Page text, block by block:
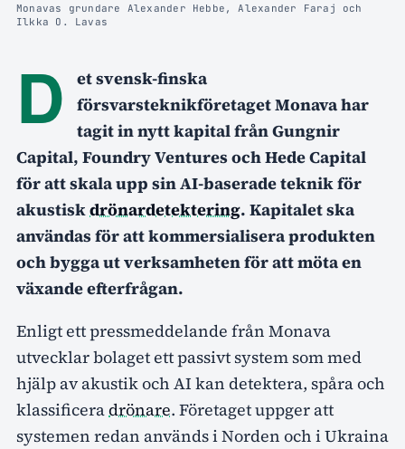
Monavas grundare Alexander Hebbe, Alexander Faraj och
Ilkka O. Lavas
D
et svensk-finska
försvarsteknikföretaget Monava har
tagit in nytt kapital från Gungnir
Capital, Foundry Ventures och Hede Capital
för att skala upp sin AI-baserade teknik för
akustiskdrönardetektering. Kapitalet ska
användas för att kommersialisera produkten
och bygga ut verksamheten för att möta en
växande efterfrågan.
Enligt ett pressmeddelande från Monava
utvecklar bolaget ett passivt system som med
hjälp av akustik och AI kan detektera, spåra och
klassificeradrönare. Företaget uppger att
systemen redan används i Norden och i Ukraina